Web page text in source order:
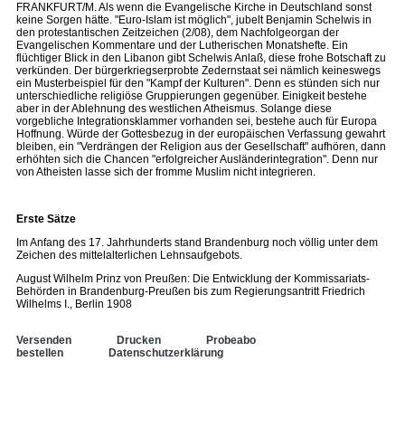
FRANKFURT/M. Als wenn die Evangelische Kirche in Deutschland sonst
keine Sorgen hätte. "Euro-Islam ist möglich", jubelt Benjamin Schelwis in
den protestantischen Zeitzeichen (2/08), dem Nachfolgeorgan der
Evangelischen Kommentare und der Lutherischen Monatshefte. Ein
flüchtiger Blick in den Libanon gibt Schelwis Anlaß, diese frohe Botschaft zu
verkünden. Der bürgerkriegserprobte Zedernstaat sei nämlich keineswegs
ein Musterbeispiel für den "Kampf der Kulturen". Denn es stünden sich nur
unterschiedliche religiöse Gruppierungen gegenüber. Einigkeit bestehe
aber in der Ablehnung des westlichen Atheismus. Solange diese
vorgebliche Integrationsklammer vorhanden sei, bestehe auch für Europa
Hoffnung. Würde der Gottesbezug in der europäischen Verfassung gewahrt
bleiben, ein "Verdrängen der Religion aus der Gesellschaft" aufhören, dann
erhöhten sich die Chancen "erfolgreicher Ausländerintegration". Denn nur
von Atheisten lasse sich der fromme Muslim nicht integrieren.
Erste Sätze
Im Anfang des 17. Jahrhunderts stand Brandenburg noch völlig unter dem
Zeichen des mittelalterlichen Lehnsaufgebots.
August Wilhelm Prinz von Preußen: Die Entwicklung der Kommissariats-
Behörden in Brandenburg-Preußen bis zum Regierungsantritt Friedrich
Wilhelms I., Berlin 1908
Versenden Drucken
Probeabo
bestellen
Datenschutzerklärung